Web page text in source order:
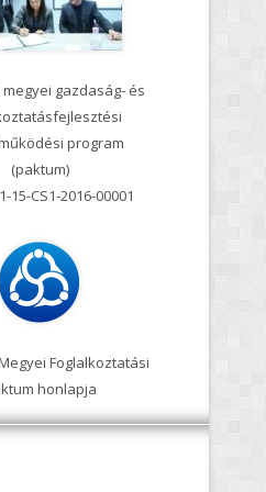
Visit HUSRB